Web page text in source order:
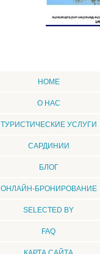
HOME
О НАС
ТУРИСТИЧЕСКИЕ УСЛУГИ
CАРДИНИИ
БЛОГ
ОНЛАЙН-БРОНИРОВАНИЕ
SELECTED BY
FAQ